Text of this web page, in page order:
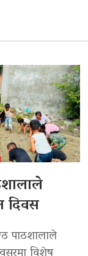
दिवस
पाठशालाले